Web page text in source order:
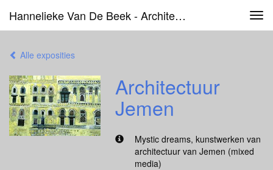
Hannelieke Van De Beek - Architectuur Jemen
Alle exposities
Architectuur
Jemen
Mystic dreams, kunstwerken van
architectuur van Jemen (mixed
media)